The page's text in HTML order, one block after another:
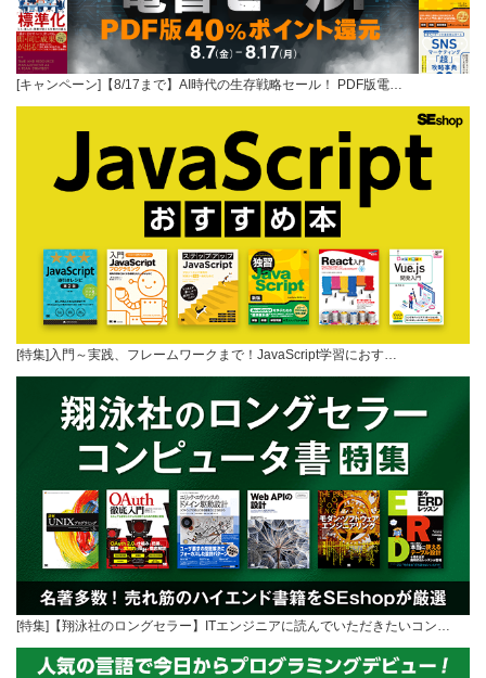
[キャンペーン]【8/17まで】AI時代の生存戦略セール！ PDF版電…
[特集]入門～実践、フレームワークまで！JavaScript学習におす…
[特集]【翔泳社のロングセラー】ITエンジニアに読んでいただきたいコン…